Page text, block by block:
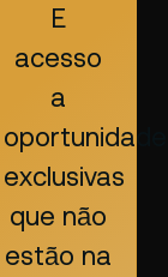
E
acesso
a
exclusivas
que não
estão na